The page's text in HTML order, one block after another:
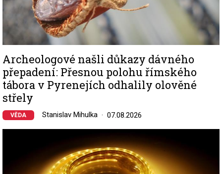
Archeologové našli důkazy dávného
přepadení: Přesnou polohu římského
tábora v Pyrenejích odhalily olověné
střely
VĚDA Stanislav Mihulka 07.08.2026